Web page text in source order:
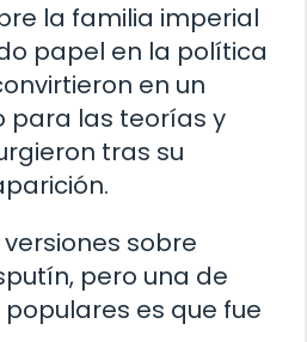
la familia imperial
papel en la política
en un
para las teorías y
tras su
sobre
pero una de
es que fue